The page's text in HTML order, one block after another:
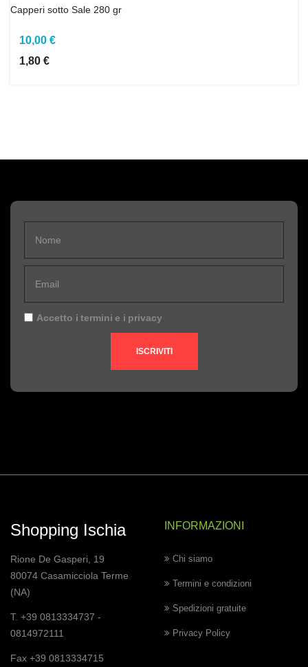
Capperi sotto Sale 280 gr
10,00 €
1,80 €
Accetto i termini e i privacy
ISCRIVITI
Shopping Ischia
Rione De Gasperi, 19
80074 Casamicciola Terme
(NA)
T. +39 0813334737 -
0814972111
Fax +39 0813334715
INFORMAZIONI
Chi siamo
Termini e condizioni
Spedizioni gratuite
Privacy Policy